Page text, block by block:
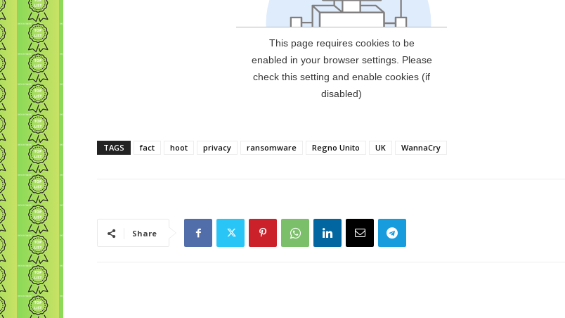
TAGS fact hoot privacy ransomware Regno Unito UK WannaCry
Share